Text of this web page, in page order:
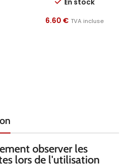
En stock
6.60 € TVA incluse
observer les
lors de l'utilisation